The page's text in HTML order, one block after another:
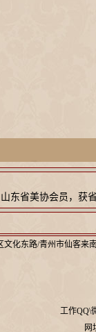
东省美协会员，获
文化东路/青州市仙客来
工作QQ\
网